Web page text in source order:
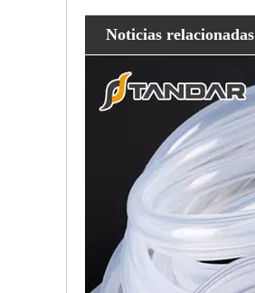
Noticias relacionadas